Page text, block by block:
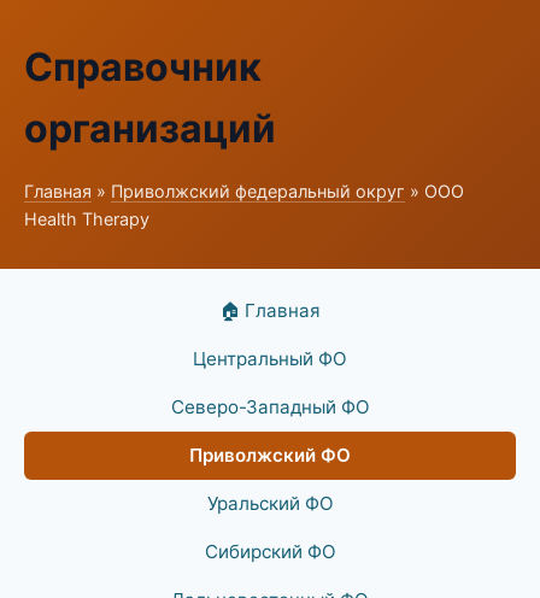
Справочник
организаций
Главная » Приволжский федеральный округ » ООО
Health Therapy
🏠 Главная
Центральный ФО
Северо-Западный ФО
Приволжский ФО
Уральский ФО
Сибирский ФО